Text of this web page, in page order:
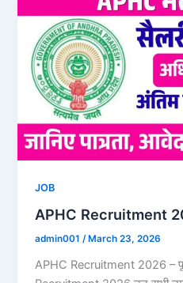
JOB
APHC Recruitment
admin001/ March 23, 2026
APHC Recruitment 2026 –